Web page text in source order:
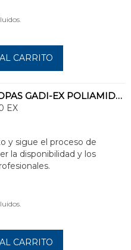
CARRITO
PRENSAESTOPAS GADI-EX POLIAMIDA M25 13-18 LARGA NEGRO
EX
y sigue el proceso de
la disponibilidad y los
CARRITO